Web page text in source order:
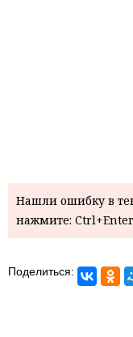
Нашли ошибку в
нажмите: Ctrl+Enter
Поделиться: